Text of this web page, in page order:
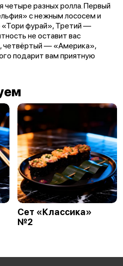
четыре разных ролла. Первый
с нежным лососем и
фурай», Третий —
не оставит вас
четвёртый — «Америка»,
подарит вам приятную
Сет «Классика»
№2